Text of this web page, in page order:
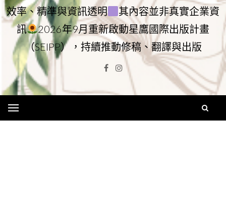
效率、精準與資訊透明
其內容並非真實企業資
訊
2026年9月重新啟動星鷹國際出版計畫
（SEIPP），持續推動修稿、翻譯與出版
Facebook
Instagram